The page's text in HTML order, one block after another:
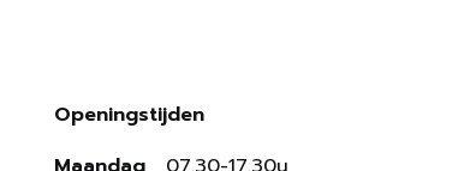
Openingstijden